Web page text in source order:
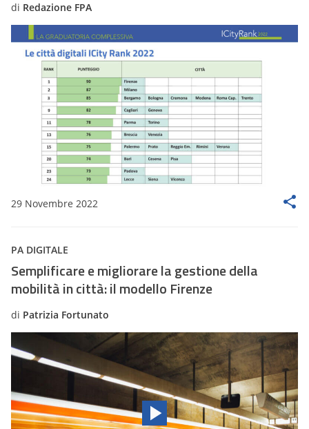
di Redazione FPA
29 Novembre 2022
PA DIGITALE
Semplificare e migliorare la gestione della
mobilità in città: il modello Firenze
di Patrizia Fortunato